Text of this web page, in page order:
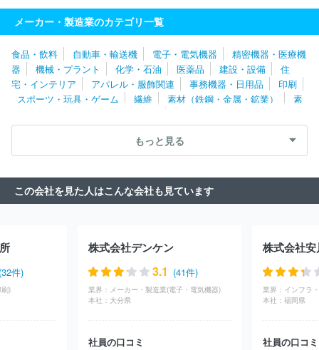
株式会社フレンズ
株式会社浅野 株式会社リッジワークス
株
式会社オーリス
ウチノ看板株式会社
ロコーポレーション
日本飛行機株式会社 日宝化学株式会社
株
式会社クオカード
協和合金株式会社 株式会社情報工房
ユニッ
ト株式会社
株式会社フジアール 株式会社谷沢製作所
株式会社
サンブライト
株式会社ビジネス・アソシエイツ
東亜レジン株式
株式会社三井Ｅ＆Ｓ 株式会社丸ノ内工芸
株式会社クラップハンズ
三菱マテリアル株式会社
石油資源開発
株式会社
株式会社ポニーキャニオン 株式会社タイカ
ウオッチ株式会社
多田建設株式会社
株式会社カルチャー・プロ
株式会社バーナードソフト 株式会社佐々部材木店
株式会社
相武機械
安永広告株式会社 株式会社ニッシン
岡田工業株式会
社
イセ工業株式会社
ＩＮＴＥＲＬＩＮＥ株式会社 大森システム株式会社
有限会
限会社丸忠木型製作所
有限会社広和プラスチック
株式会社フル
メーカー・製造業のカテゴリ一覧
食品・飲料 自動車・輸送機 電子・電気機器
精密機器・医療機
器
機械・プラント 化学・石油 医薬品 建設・設備
住
宅・インテリア
アパレル・服飾関連 事務機器・日用品
印刷
スポーツ・玩具・ゲーム
繊維 素材（鉄鋼・金属・鉱業）
素
材（ゴム・ガラス・セラミックス）
素材（紙・パルプ）
素材
（その他）
農林・水産 たばこ・飼料 その他
もっと見る
この会社を見た人はこんな会社も見ています
件)
)
株式会社デンケン
3.1 (41件)
業界： メーカー・製造業(電子・電気機器)
本社： 大分県
社員の口コミ
株式会社
業界：
本社： 福岡県
社員の口コミ